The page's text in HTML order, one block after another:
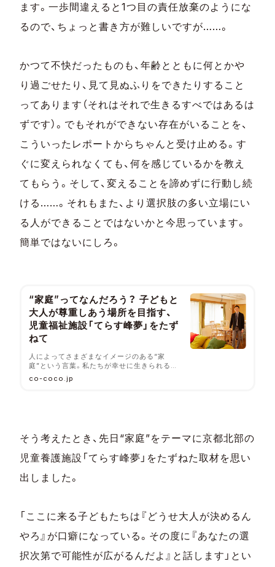
ます。一歩間違えると1つ目の責任放棄のようにな
るので、ちょっと書き方が難しいですが……。
かつて不快だったものも、年齢とともに何とかや
り過ごせたり、見て見ぬふりをできたりすること
ってあります（それはそれで生きるすべではあるは
ずです）。でもそれができない存在がいることを、
こういったレポートからちゃんと受け止める。す
ぐに変えられなくても、何を感じているかを教え
てもらう。そして、変えることを諦めずに行動し続
ける……。それもまた、より選択肢の多い立場にい
る人ができることではないかと今思っています。
簡単ではないにしろ。
“家庭”ってなんだろう？ 子どもと
大人が尊重しあう場所を目指す、
児童福祉施設「てらす峰夢」をたず
ねて
人によってさまざまなイメージのある“家
庭”という言葉。私たちが幸せに生きられるた
めには、この言葉をどう定義していけばいいの
だろうか。“家庭的な施設”を目指してつくら
co-coco.jp
そう考えたとき、先日“家庭”をテーマに京都北部の
児童養護施設「てらす峰夢」をたずねた取材を思い
出しました。
「ここに来る子どもたちは『どうせ大人が決めるん
やろ』が口癖になっている。その度に『あなたの選
択次第で可能性が広がるんだよ』と話します」とい